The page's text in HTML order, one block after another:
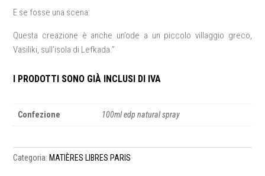
E se fosse una scena:
Questa creazione è anche un’ode a un piccolo villaggio greco,
Vasiliki, sull’isola di Lefkada.”
I PRODOTTI SONO GIÀ INCLUSI DI IVA
Confezione 100ml edp natural spray
Categoria: MATIÈRES LIBRES PARIS